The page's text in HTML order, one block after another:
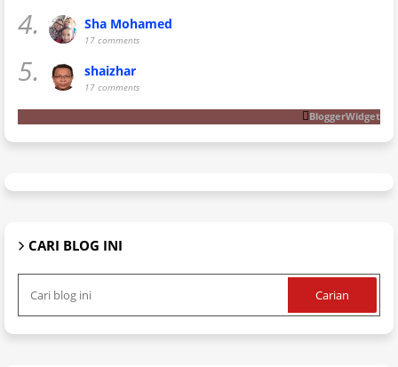
4. Sha Mohamed
17 comments
5. shaizhar
17 comments
BloggerWidget
CARI BLOG INI